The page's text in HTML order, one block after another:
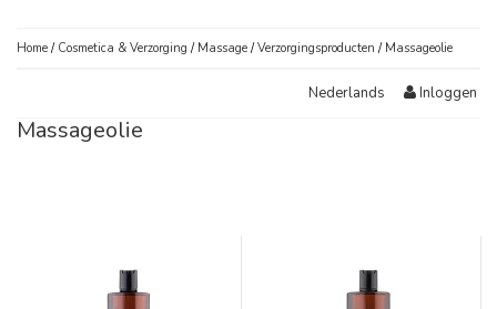
Home / Cosmetica & Verzorging / Massage /Verzorgingsproducten / Massageolie
Nederlands Inloggen
Massageolie